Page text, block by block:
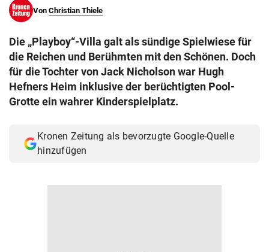
search
eingeben
© Krone Multimedia GmbH & Co KG 2026
Von Christian Thiele
Die „Playboy“-Villa galt als sündige Spielwiese für
die Reichen und Berühmten mit den Schönen. Doch
für die Tochter von Jack Nicholson war Hugh
Hefners Heim inklusive der berüchtigten Pool-
Grotte ein wahrer Kinderspielplatz.
Kronen Zeitung als bevorzugte Google-Quelle
hinzufügen